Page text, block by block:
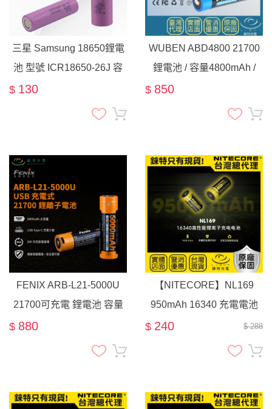
三星 Samsung 18650鋰電
池 型號 ICR18650-26J 容
$ 130
WUBEN ABD4800 21700
鋰電池 / 容量4800mAh /
20A 高放電 鋰離子電池
$ 850
FENIX ARB-L21-5000U
21700可充電 鋰電池 容量
5000mAh 最大輸出電流8A
$ 880
【NITECORE】NL169
950mAh 16340 充電電池
3.6V 大容量 RCR123A$ 288
$ 240